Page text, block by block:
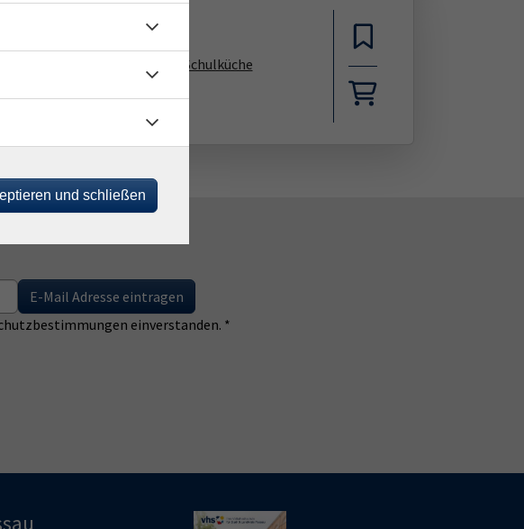
Str. 52, Schule Neustift, Schulküche
E-Mail Adresse eintragen
einverstanden. *
und schließen